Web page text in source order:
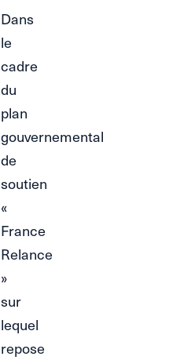
Dans
le
cadre
du
plan
gouvernemental
de
soutien
«
France
Relance
»
sur
lequel
repose